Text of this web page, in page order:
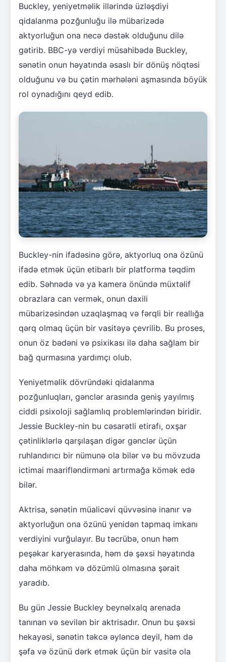
Buckley, yeniyetməlik illərində üzləşdiyi
qidalanma pozğunluğu ilə mübarizədə
aktyorluğun ona necə dəstək olduğunu dilə
gətirib. BBC-yə verdiyi müsahibədə Buckley,
sənətin onun həyatında əsaslı bir dönüş nöqtəsi
olduğunu və bu çətin mərhələni aşmasında böyük
rol oynadığını qeyd edib.
Buckley-nin ifadəsinə görə, aktyorluq ona özünü
ifadə etmək üçün etibarlı bir platforma təqdim
edib. Səhnədə və ya kamera önündə müxtəlif
obrazlara can vermək, onun daxili
mübarizəsindən uzaqlaşmaq və fərqli bir reallığa
qərq olmaq üçün bir vasitəyə çevrilib. Bu proses,
onun öz bədəni və psixikası ilə daha sağlam bir
bağ qurmasına yardımçı olub.
Yeniyetməlik dövründəki qidalanma
pozğunluqları, gənclər arasında geniş yayılmış
ciddi psixoloji sağlamlıq problemlərindən biridir.
Jessie Buckley-nin bu cəsarətli etirafı, oxşar
çətinliklərlə qarşılaşan digər gənclər üçün
ruhlandırıcı bir nümunə ola bilər və bu mövzuda
ictimai maarifləndirməni artırmağa kömək edə
bilər.
Aktrisa, sənətin müalicəvi qüvvəsinə inanır və
aktyorluğun ona özünü yenidən tapmaq imkanı
verdiyini vurğulayır. Bu təcrübə, onun həm
peşəkar karyerasında, həm də şəxsi həyatında
daha möhkəm və dözümlü olmasına şərait
yaradıb.
Bu gün Jessie Buckley beynəlxalq arenada
tanınan və sevilən bir aktrisadır. Onun bu şəxsi
hekayəsi, sənətin təkcə əyləncə deyil, həm də
şəfa və özünü dərk etmək üçün bir vasitə ola